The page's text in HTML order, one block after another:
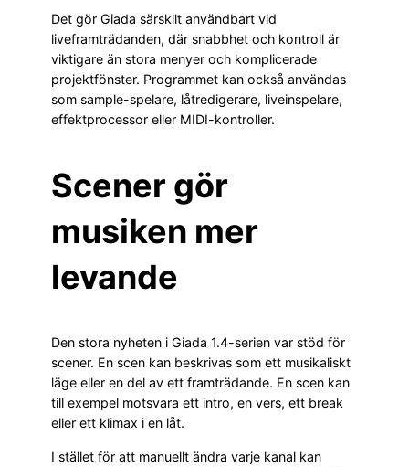
Det gör Giada särskilt användbart vid
liveframträdanden, där snabbhet och kontroll är
viktigare än stora menyer och komplicerade
projektfönster. Programmet kan också användas
som sample-spelare, låtredigerare, liveinspelare,
effektprocessor eller MIDI-kontroller.
Scener gör
musiken mer
levande
Den stora nyheten i Giada 1.4-serien var stöd för
scener. En scen kan beskrivas som ett musikaliskt
läge eller en del av ett framträdande. En scen kan
till exempel motsvara ett intro, en vers, ett break
eller ett klimax i en låt.
I stället för att manuellt ändra varje kanal kan